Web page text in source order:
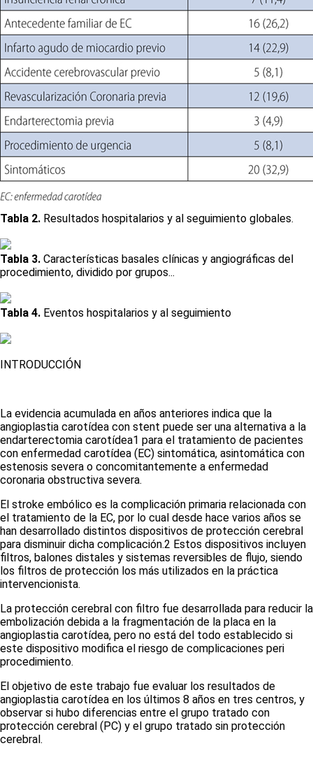
Tabla 2. Resultados hospitalarios y al seguimiento globales.
Tabla 3. Características basales clínicas y angiográficas del
procedimiento, dividido por grupos...
Tabla 4. Eventos hospitalarios y al seguimiento
INTRODUCCIÓN
La evidencia acumulada en años anteriores indica que la
angioplastia carotídea con stent puede ser una alternativa a la
endarterectomia carotídea1 para el tratamiento de pacientes
con enfermedad carotídea (EC) sintomática, asintomática con
estenosis severa o concomitantemente a enfermedad
coronaria obstructiva severa.
El stroke embólico es la complicación primaria relacionada con
el tratamiento de la EC, por lo cual desde hace varios años se
han desarrollado distintos dispositivos de protección cerebral
para disminuir dicha complicación.2 Estos dispositivos incluyen
filtros, balones distales y sistemas reversibles de flujo, siendo
los filtros de protección los más utilizados en la práctica
intervencionista.
La protección cerebral con filtro fue desarrollada para reducir la
embolización debida a la fragmentación de la placa en la
angioplastia carotídea, pero no está del todo establecido si
este dispositivo modifica el riesgo de complicaciones peri
procedimiento.
El objetivo de este trabajo fue evaluar los resultados de
angioplastia carotídea en los últimos 8 años en tres centros, y
observar si hubo diferencias entre el grupo tratado con
protección cerebral (PC) y el grupo tratado sin protección
cerebral.